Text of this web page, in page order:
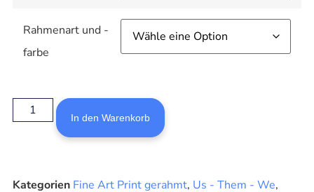
Rahmenart und -
farbe
In den Warenkorb
Kategorien Fine Art Print gerahmt, Us - Them - We,